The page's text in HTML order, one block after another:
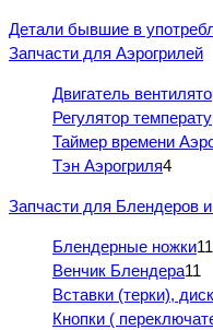
Детали бывшие в
Запчасти для Аэрогрилей
Двигатель
Регулятор
Таймер времени
Тэн Аэрогриля4
Запчасти для Блендеров
Блендерные ножки11
Венчик Блендера11
Вставки (терки),
Кнопки (